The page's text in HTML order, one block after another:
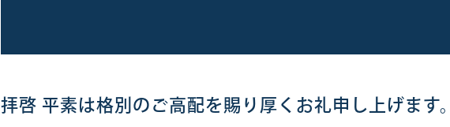
拝啓 平素は格別のご高配を賜り厚くお礼申し上げます。